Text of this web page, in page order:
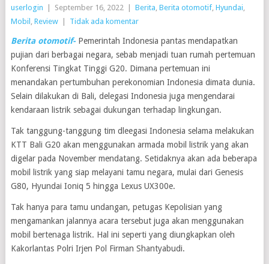
userlogin September 16, 2022 Berita, Berita otomotif, Hyundai,
Mobil , Review Tidak ada komentar
Berita otomotif-Pemerintah Indonesia pantas mendapatkan
pujian dari berbagai negara, sebab menjadi tuan rumah pertemuan
Konferensi Tingkat Tinggi G20. Dimana pertemuan ini
menandakan pertumbuhan perekonomian Indonesia dimata dunia.
Selain dilakukan di Bali, delegasi Indonesia juga mengendarai
kendaraan listrik sebagai dukungan terhadap lingkungan.
Tak tanggung-tanggung tim dleegasi Indonesia selama melakukan
KTT Bali G20 akan menggunakan armada mobil listrik yang akan
digelar pada November mendatang. Setidaknya akan ada beberapa
mobil listrik yang siap melayani tamu negara, mulai dari Genesis
G80, Hyundai Ioniq 5 hingga Lexus UX300e.
Tak hanya para tamu undangan, petugas Kepolisian yang
mengamankan jalannya acara tersebut juga akan menggunakan
mobil bertenaga listrik. Hal ini seperti yang diungkapkan oleh
Kakorlantas Polri Irjen Pol Firman Shantyabudi.